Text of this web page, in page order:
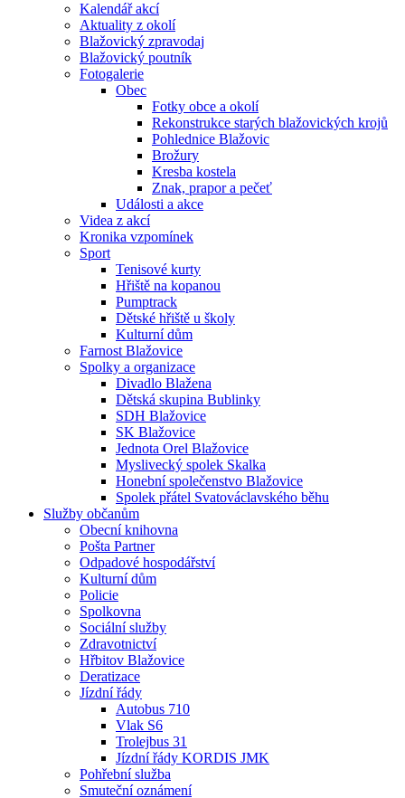
Kalendář akcí
Aktuality z okolí
Blažovický zpravodaj
Blažovický poutník
Fotogalerie
Obec
Fotky obce a okolí
Rekonstrukce starých blažovických krojů
Pohlednice Blažovic
Brožury
Kresba kostela
Znak, prapor a pečeť
Události a akce
Videa z akcí
Kronika vzpomínek
Sport
Tenisové kurty
Hřiště na kopanou
Pumptrack
Dětské hřiště u školy
Kulturní dům
Farnost Blažovice
Spolky a organizace
Divadlo Blažena
Dětská skupina Bublinky
SDH Blažovice
SK Blažovice
Jednota Orel Blažovice
Myslivecký spolek Skalka
Honební společenstvo Blažovice
Spolek přátel Svatováclavského běhu
Služby občanům
Obecní knihovna
Pošta Partner
Odpadové hospodářství
Kulturní dům
Policie
Spolkovna
Sociální služby
Zdravotnictví
Hřbitov Blažovice
Deratizace
Jízdní řády
Autobus 710
Vlak S6
Trolejbus 31
Jízdní řády KORDIS JMK
Pohřební služba
Smuteční oznámení